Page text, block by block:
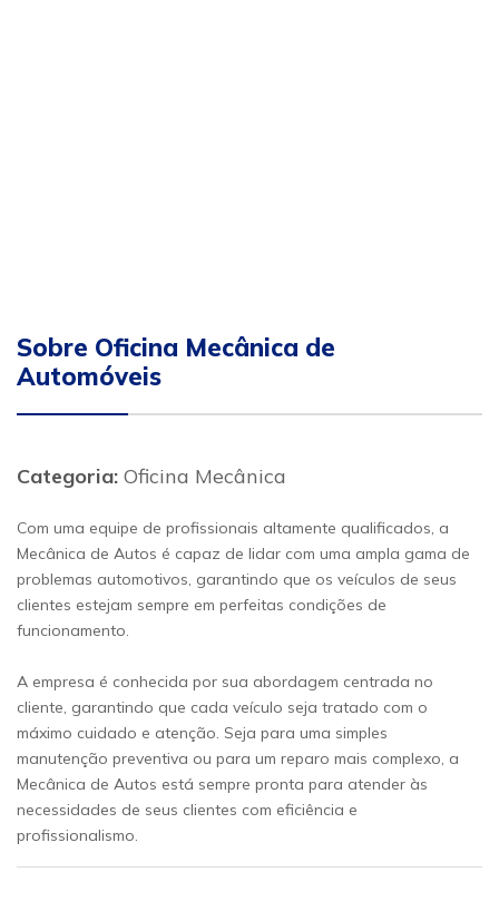
Sobre Oficina Mecânica de
Automóveis
Categoria: Oficina Mecânica
Com uma equipe de profissionais altamente qualificados, a
Mecânica de Autos é capaz de lidar com uma ampla gama de
problemas automotivos, garantindo que os veículos de seus
clientes estejam sempre em perfeitas condições de
funcionamento.
A empresa é conhecida por sua abordagem centrada no
cliente, garantindo que cada veículo seja tratado com o
máximo cuidado e atenção. Seja para uma simples
manutenção preventiva ou para um reparo mais complexo, a
Mecânica de Autos está sempre pronta para atender às
necessidades de seus clientes com eficiência e
profissionalismo.